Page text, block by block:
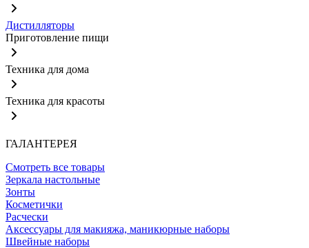
Дистилляторы
Приготовление пищи
Техника для дома
Техника для красоты
ГАЛАНТЕРЕЯ
Смотреть все товары
Зеркала настольные
Зонты
Косметички
Расчески
Аксессуары для макияжа, маникюрные наборы
Швейные наборы